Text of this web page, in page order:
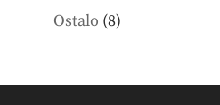
products
Ostalo 88